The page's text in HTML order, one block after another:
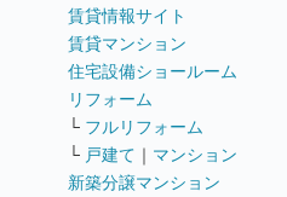
賃貸情報サイト
賃貸マンション
住宅設備ショールーム
リフォーム
└ フルリフォーム
└ 戸建て ｜ マンション
新築分譲マンション